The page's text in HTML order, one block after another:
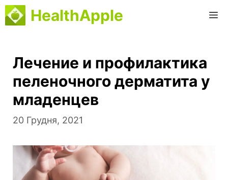
Перейти
до
HealthApple
Лечение и профилактика
пеленочного дерматита у
младенцев
20 Грудня, 2021